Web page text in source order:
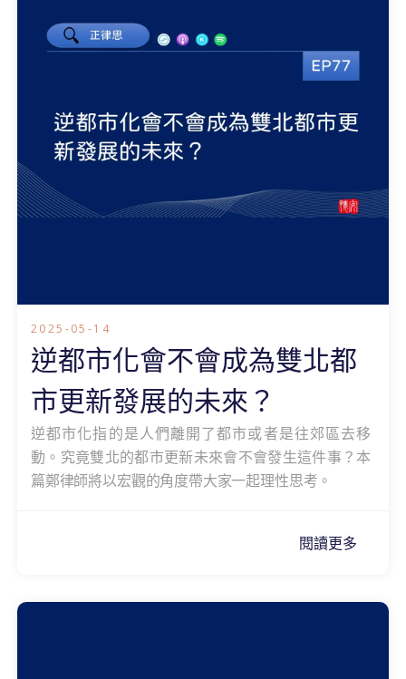
2025-05-14
逆都市化會不會成為雙北都
市更新發展的未來？
逆都市化指的是人們離開了都市或者是往郊區去移
動。究竟雙北的都市更新未來會不會發生這件事？本
篇鄭律師將以宏觀的角度帶大家一起理性思考。
閱讀更多